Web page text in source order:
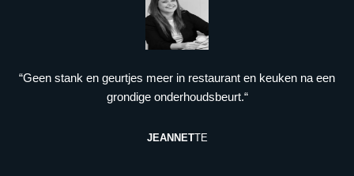
“Geen stank en geurtjes meer in restaurant en keuken na een
grondige onderhoudsbeurt.“
JEANNETTE